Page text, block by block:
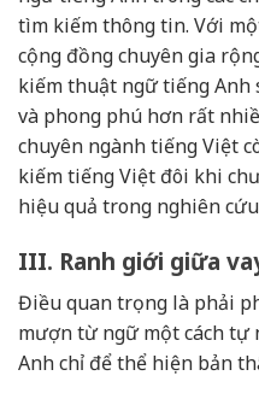
tìm kiếm thông tin. Với
cộng đồng chuyên gia
kiếm thuật ngữ tiếng Anh
và phong phú hơn rất
chuyên ngành tiếng Việt
kiếm tiếng Việt đôi khi
hiệu quả trong nghiên
III. Ranh giới giữa
Điều quan trọng là phải
mượn từ ngữ một cách tự
Anh chỉ để thể hiện bản